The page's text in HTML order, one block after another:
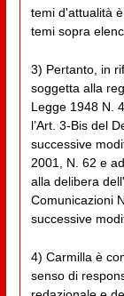
temi d'attualità
temi sopra
3) Pertanto, in
soggetta alla
Legge 1948 N.
l’Art. 3-Bis del
successive
2001, N. 62 e
alla delibera
Comunicazioni
successive
4) Carmilla è
senso di